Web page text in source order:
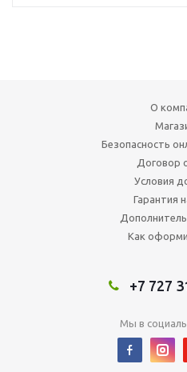
О
Безопасность
Договор
Условия
Гарантия
Как
+7 727
Мы в